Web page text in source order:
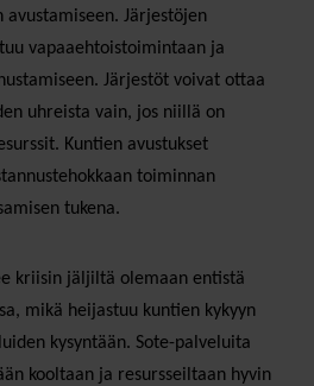
Järjestöjen
vapaaehtoistoimintaan ja
Järjestöt voivat ottaa
uhreista vain, jos niillä on
Kuntien avustukset
toiminnan
tukena.
kriisin jäljiltä olemaan entistä
mikä heijastuu kuntien kykyyn
kysyntään. Sote-palveluita
kooltaan ja resursseiltaan hyvin